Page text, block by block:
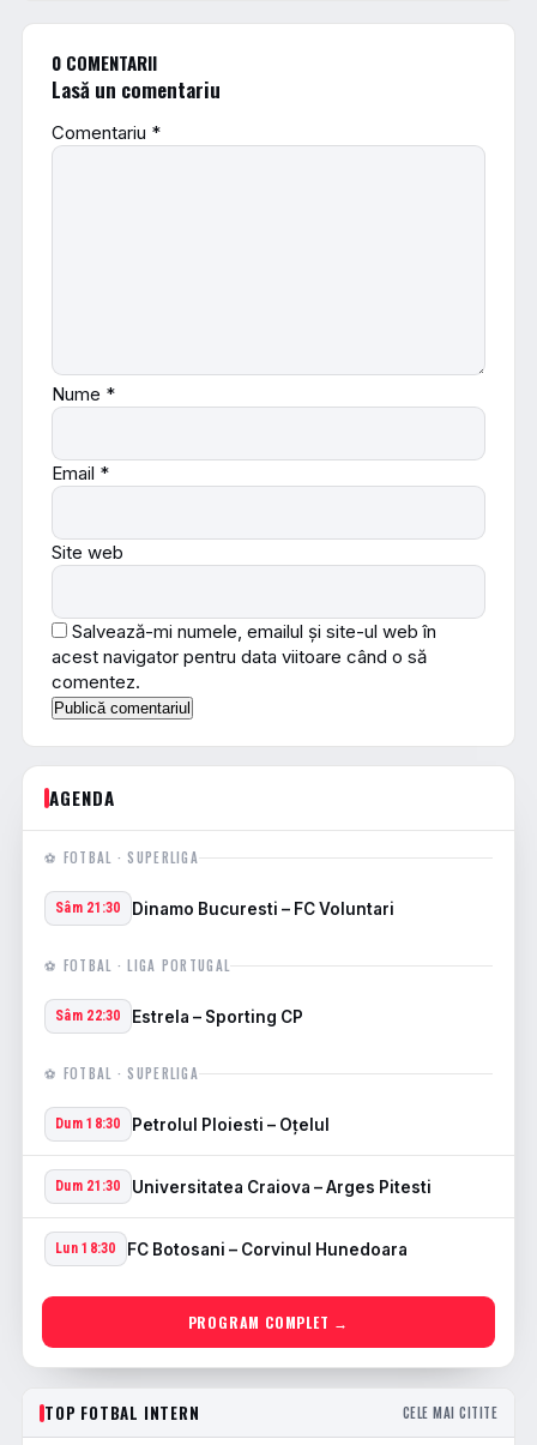
0 COMENTARII
Lasă un comentariu
Comentariu *
Nume *
Email *
Site web
Salvează-mi numele, emailul și site-ul web în
acest navigator pentru data viitoare când o să
comentez.
AGENDA
⚽ FOTBAL · SUPERLIGA
Sâm 21:30 Dinamo Bucuresti – FC Voluntari
⚽ FOTBAL · LIGA PORTUGAL
Sâm 22:30 Estrela – Sporting CP
⚽ FOTBAL · SUPERLIGA
Dum 18:30 Petrolul Ploiesti – Oţelul
Dum 21:30 Universitatea Craiova – Arges Pitesti
Lun 18:30 FC Botosani – Corvinul Hunedoara
PROGRAM COMPLET →
TOP FOTBAL INTERN CELE MAI CITITE